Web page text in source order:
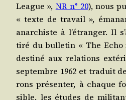
League », NR n° 20), nous
« texte de tra­vail »,
anar­chiste à l’étranger. Il
tiré du bul­le­tin « The Echo
des­ti­né aux rela­tions
sep­tembre 1962 et tra­duit
rons pré­sen­ter, à chaque
sible, les études de